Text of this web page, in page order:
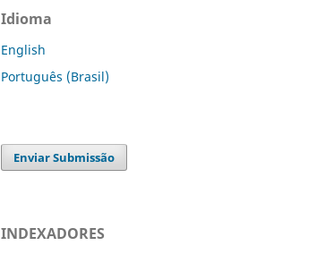
Idioma
English
Português (Brasil)
Enviar Submissão
INDEXADORES